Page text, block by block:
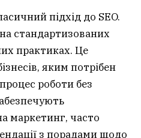
підхід до SEO.
стандартизованих
практиках. Це
яким потрібен
роботи без
маркетинг, часто
з порадами щодо